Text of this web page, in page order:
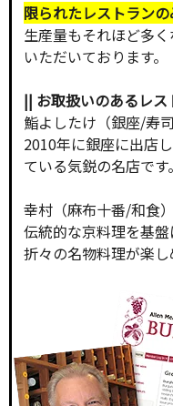
限られたレストラン
生産量もそれほど多
いただいております。
|| お取扱いのあるレス
鮨よしたけ（銀座/寿司
2010年に銀座に出店
ている気鋭の名店です。
幸村（麻布十番/和食）
伝統的な京料理を基
折々の名物料理が楽し